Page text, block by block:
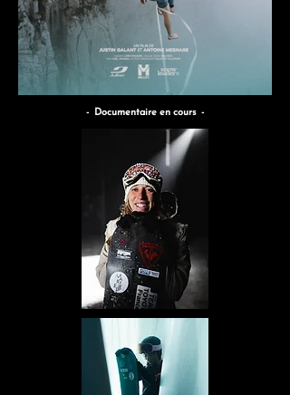
- Documentaire en cours -